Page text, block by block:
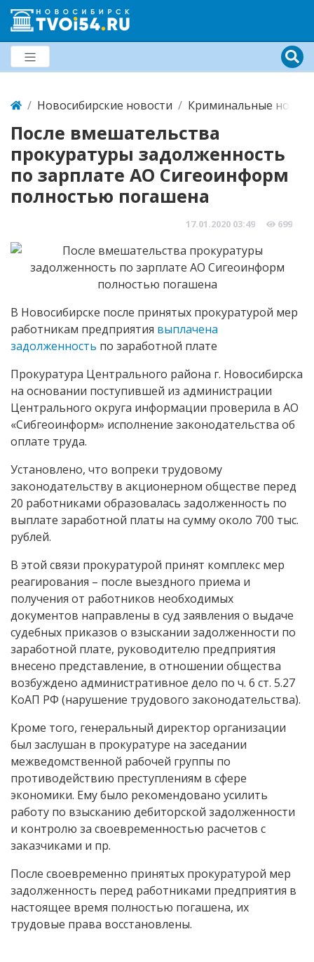
Новосибирские новости Криминальные
После вмешательства
прокуратуры задолженность
по зарплате АО Сигеоинформ
полностью погашена
17.01.2020 03:49 699
В Новосибирске после принятых прокуратурой мер
работникам предприятия выплачена
задолженность по заработной плате
Прокуратура Центрального района г. Новосибирска
на основании поступившей из администрации
Центрального округа информации проверила в АО
«Сибгеоинформ» исполнение законодательства об
оплате труда.
Установлено, что вопреки трудовому
законодательству в акционерном обществе перед
20 работниками образовалась задолженность по
выплате заработной платы на сумму около 700 тыс.
рублей.
В этой связи прокуратурой принят комплекс мер
реагирования – после выездного приема и
получения от работников необходимых
документов направлены в суд заявления о выдаче
судебных приказов о взыскании задолженности по
заработной плате, руководителю предприятия
внесено представление, в отношении общества
возбуждено административное дело по ч. 6 ст. 5.27
КоАП РФ (нарушение трудового законодательства).
Кроме того, генеральный директор организации
был заслушан в прокуратуре на заседании
межведомственной рабочей группы по
противодействию преступлениям в сфере
экономики. Ему было рекомендовано усилить
работу по взысканию дебиторской задолженности
и контролю за своевременностью расчетов с
заказчиками и пр.
После своевременно принятых прокуратурой мер
задолженность перед работниками предприятия в
настоящее время полностью погашена, их
трудовые права восстановлены.